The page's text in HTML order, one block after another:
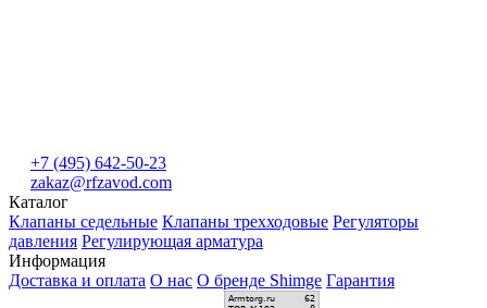
+7 (495) 642-50-23
zakaz@rfzavod.com
Каталог
Клапаны седельные Клапаны трехходовые Регуляторы
давления Регулирующая арматура
Информация
Доставка и оплата О нас О бренде Shimge Гарантия